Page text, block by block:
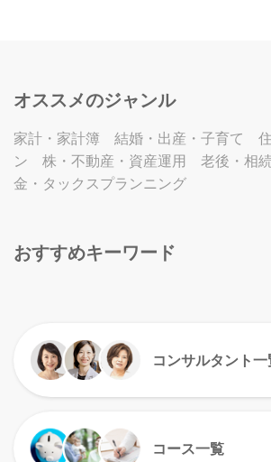
オススメのジャンル
家計・家計簿 結婚・出産・子育て
ン
株・不動産・資産運用 老後・相続
金・タックスプランニング
おすすめキーワード
コンサルタント一
コース一覧